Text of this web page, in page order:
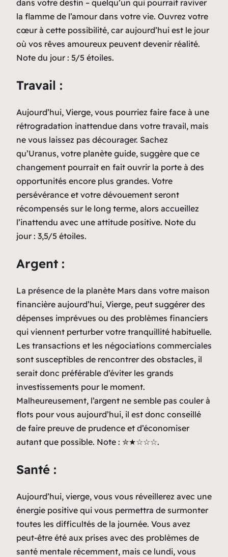
dans votre destin – quelqu’un qui pourrait raviver
la flamme de l’amour dans votre vie. Ouvrez votre
cœur à cette possibilité, car aujourd’hui est le jour
où vos rêves amoureux peuvent devenir réalité.
Note du jour : 5/5 étoiles.
Travail :
Aujourd’hui, Vierge, vous pourriez faire face à une
rétrogradation inattendue dans votre travail, mais
ne vous laissez pas décourager. Sachez
qu’Uranus, votre planète guide, suggère que ce
changement pourrait en fait ouvrir la porte à des
opportunités encore plus grandes. Votre
persévérance et votre dévouement seront
récompensés sur le long terme, alors accueillez
l’inattendu avec une attitude positive. Note du
jour : 3,5/5 étoiles.
Argent :
La présence de la planète Mars dans votre maison
financière aujourd’hui, Vierge, peut suggérer des
dépenses imprévues ou des problèmes financiers
qui viennent perturber votre tranquillité habituelle.
Les transactions et les négociations commerciales
sont susceptibles de rencontrer des obstacles, il
serait donc préférable d’éviter les grands
investissements pour le moment.
Malheureusement, l’argent ne semble pas couler à
flots pour vous aujourd’hui, il est donc conseillé
de faire preuve de prudence et d’économiser
autant que possible. Note : ✮★☆☆☆.
Santé :
Aujourd’hui, vierge, vous vous réveillerez avec une
énergie positive qui vous permettra de surmonter
toutes les difficultés de la journée. Vous avez
peut-être été aux prises avec des problèmes de
santé mentale récemment, mais ce lundi, vous